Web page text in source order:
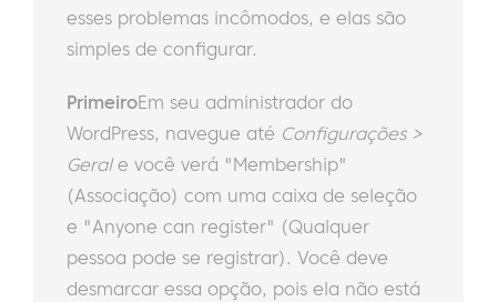
esses problemas incômodos, e elas são
simples de configurar.
PrimeiroEm seu administrador do
WordPress, navegue até Configurações >
Gerale você verá "Membership"
(Associação) com uma caixa de seleção
e "Anyone can register" (Qualquer
pessoa pode se registrar). Você deve
desmarcar essa opção, pois ela não está